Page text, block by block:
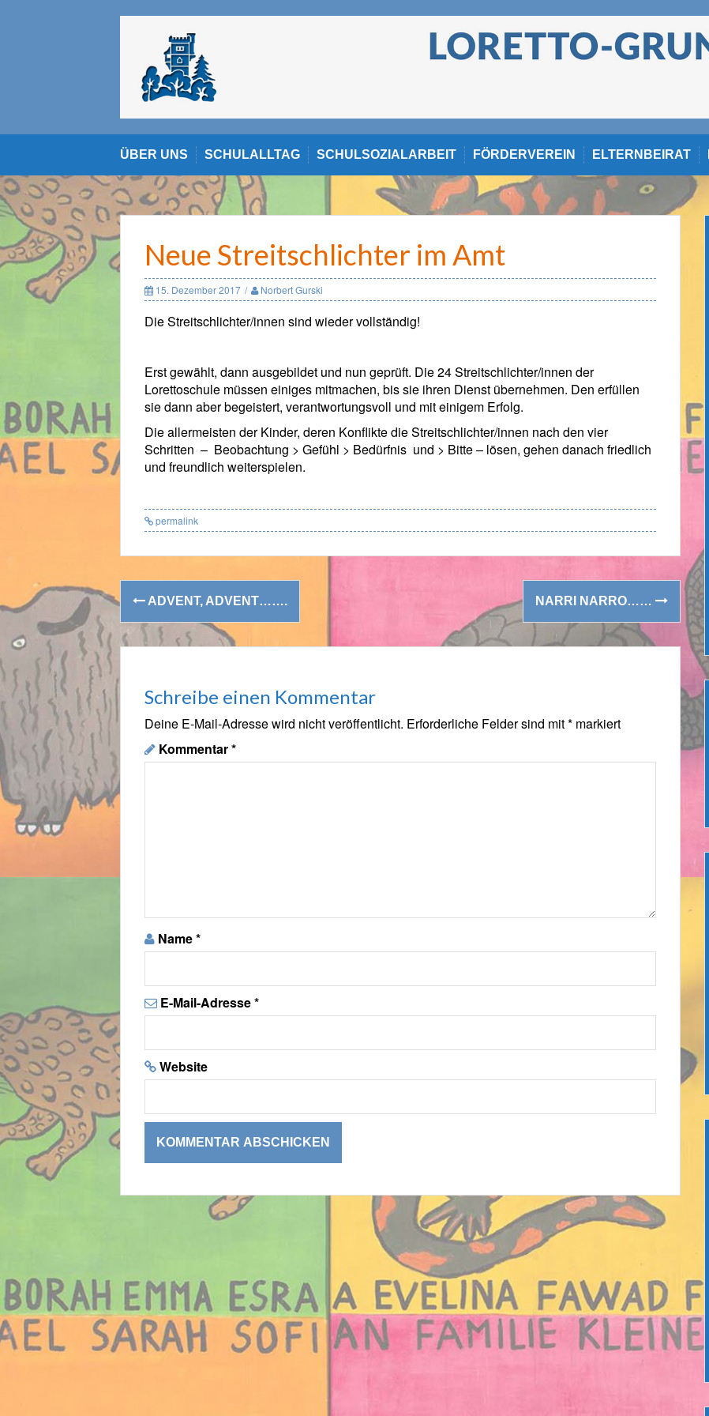
ÜBER UNS SCHULALLTAG SCHULSOZIALARBEIT FÖRDERVEREIN ELTERNBEIRAT
Neue Streitschlichter im Amt
15. Dezember 2017 Norbert Gurski
Die Streitschlichter/innen sind wieder vollständig!
Erst gewählt, dann ausgebildet und nun geprüft. Die 24 Streitschlichter/innen der
Lorettoschule müssen einiges mitmachen, bis sie ihren Dienst übernehmen. Den erfüllen
sie dann aber begeistert, verantwortungsvoll und mit einigem Erfolg.
Die allermeisten der Kinder, deren Konflikte die Streitschlichter/innen nach den vier
Schritten – Beobachtung > Gefühl > Bedürfnis und > Bitte – lösen, gehen danach friedlich
und freundlich weiterspielen.
permalink
Post
navigation
ADVENT, ADVENT……. NARRI NARRO……
Schreibe einen Kommentar
Deine E-Mail-Adresse wird nicht veröffentlicht. Erforderliche Felder sind mit* markiert
Kommentar*
Name*
E-Mail-Adresse*
Website